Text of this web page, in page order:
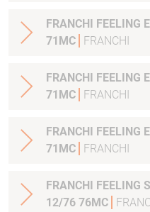
FRANCHI FEELING
71MC
FRANCHI
FRANCHI FEELING
71MC
FRANCHI
FRANCHI FEELING
71MC
FRANCHI
FRANCHI FEELING
12/76 76MC